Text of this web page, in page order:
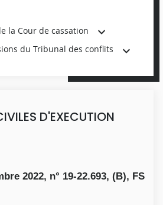
la Cour de cassation
du Tribunal des conflits
D'EXECUTION
2022, n° 19-22.693, (B), FS